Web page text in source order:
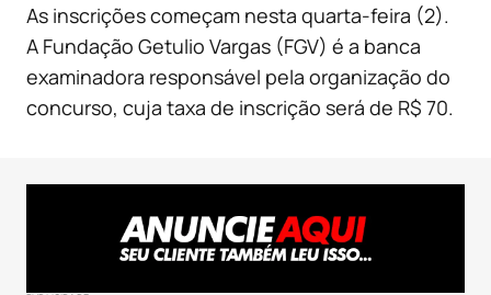
As inscrições começam nesta quarta-feira (2).
A Fundação Getulio Vargas (FGV) é a banca
examinadora responsável pela organização do
concurso, cuja taxa de inscrição será de R$ 70.